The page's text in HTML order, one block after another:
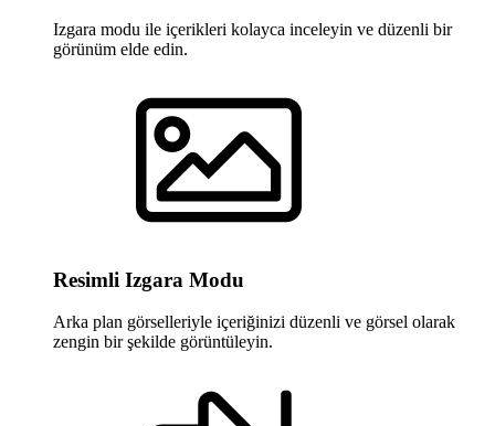
Izgara modu ile içerikleri kolayca inceleyin ve düzenli bir
görünüm elde edin.
Resimli Izgara Modu
Arka plan görselleriyle içeriğinizi düzenli ve görsel olarak
zengin bir şekilde görüntüleyin.